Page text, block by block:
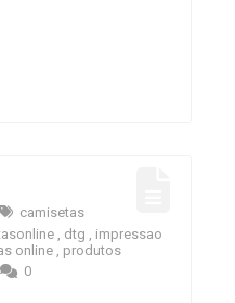
camisetas
dtg
impressao
online
produtos
0